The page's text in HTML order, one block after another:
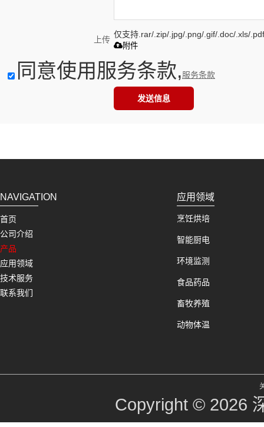
上传
仅支持.rar/.zip/.jpg/.png/.gif/.doc/.xls/
附件
同意使用服务条款,服务条款
发送信息
NAVIGATION
首页
公司介绍
产品
应用领域
技术服务
联系我们
应用领域
烹饪烘培
智能厨电
环境监测
食品药品
畜牧养殖
动物体温
Copyright © 2026